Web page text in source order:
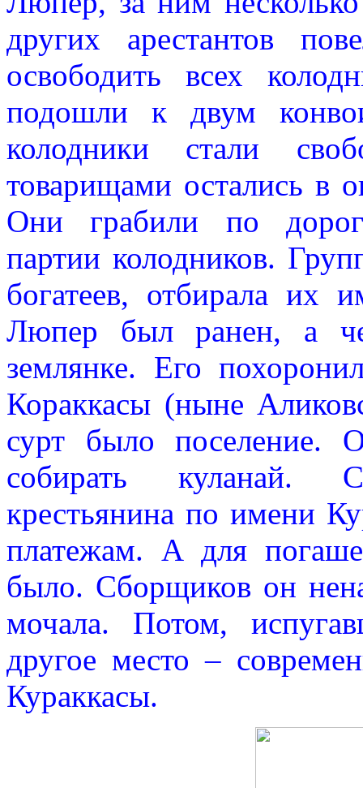
других арестантов
освободить всех
подошли к двум
колодники стали
товарищами остались в
Они грабили по
партии колодников.
богатеев, отбирала
Люпер был ранен, а
землянке. Его
Кораккасы (ныне
сурт было поселение.
собирать куланай.
крестьянина по имени
платежам. А для
было. Сборщиков он
мочала. Потом,
другое место –
Кураккасы.